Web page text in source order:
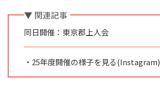
▼ 関連記事
同日開催：東京郡上人会
・25年度開催の様子を見る(Instagram)